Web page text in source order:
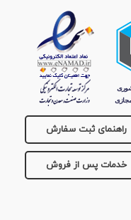
راهنمای ثبت سفارش
خدمات پس از فروش